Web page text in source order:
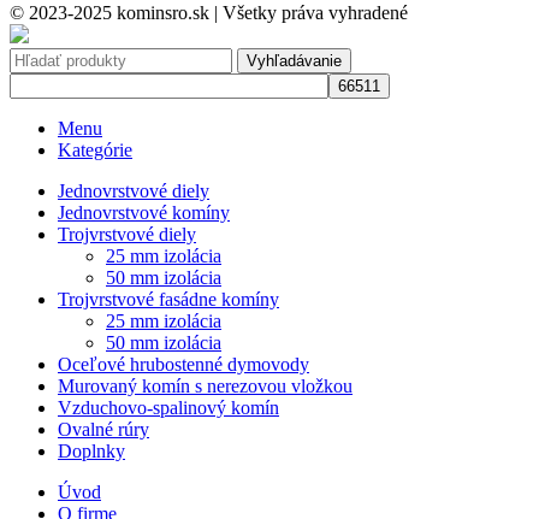
© 2023-2025 kominsro.sk | Všetky práva vyhradené
Vyhľadávanie
Menu
Kategórie
Jednovrstvové diely
Jednovrstvové komíny
Trojvrstvové diely
25 mm izolácia
50 mm izolácia
Trojvrstvové fasádne komíny
25 mm izolácia
50 mm izolácia
Oceľové hrubostenné dymovody
Murovaný komín s nerezovou vložkou
Vzduchovo-spalinový komín
Ovalné rúry
Doplnky
Úvod
O firme